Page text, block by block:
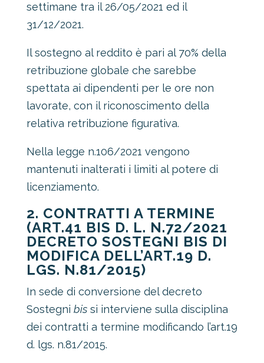
settimane tra il 26/05/2021 ed il
31/12/2021.
Il sostegno al reddito è pari al 70% della
retribuzione globale che sarebbe
spettata ai dipendenti per le ore non
lavorate, con il riconoscimento della
relativa retribuzione figurativa.
Nella legge n.106/2021 vengono
mantenuti inalterati i limiti al potere di
licenziamento.
2. CONTRATTI A TERMINE
(ART.41 BIS D. L. N.72/2021
DECRETO SOSTEGNI BIS DI
MODIFICA DELL’ART.19 D.
LGS. N.81/2015)
In sede di conversione del decreto
Sostegni bissi interviene sulla disciplina
dei contratti a termine modificando l’art.19
d. lgs. n.81/2015.